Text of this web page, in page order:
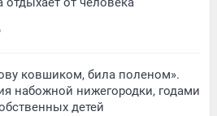
ковшиком, била поленом».
набожной нижегородки, годами
детей